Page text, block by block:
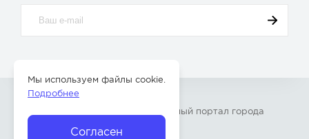
» – Главный портал города
Бор Нижегородской области
Согласен
Мы используем файлы cookie.
Подробнее